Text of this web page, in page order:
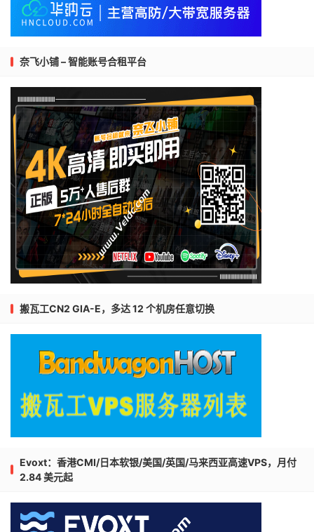
奈飞小铺 – 智能账号合租平台
搬瓦工CN2 GIA-E，多达 12 个机房任意切换
Evoxt：香港CMI/日本软银/美国/英国/马来西亚高速VPS，月付
2.84 美元起